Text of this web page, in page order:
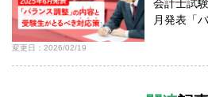
変更日：2026/02/19
会計士試
月発表「